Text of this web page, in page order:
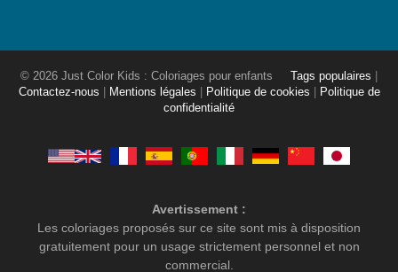
© 2026 Just Color Kids : Coloriages pour enfants Tags populaires
Contactez-nous
Mentions légales Politique de cookies
Politique de
confidentialité
Avertissement :
Les coloriages proposés sur ce site sont mis à disposition
gratuitement pour un usage strictement personnel et non
commercial.